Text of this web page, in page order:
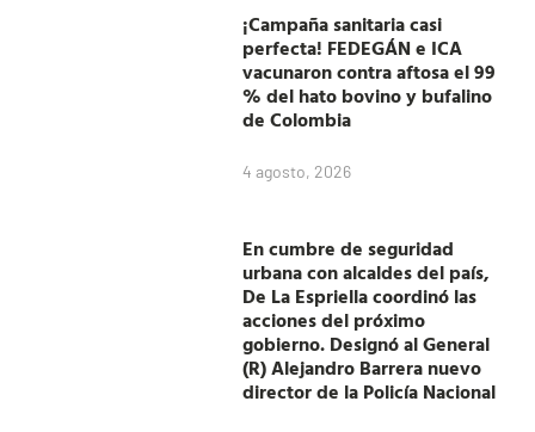
¡Campaña sanitaria casi
perfecta! FEDEGÁN e ICA
vacunaron contra aftosa el 99
% del hato bovino y bufalino
de Colombia
4 agosto, 2026
En cumbre de seguridad
urbana con alcaldes del país,
De La Espriella coordinó las
acciones del próximo
gobierno. Designó al General
(R) Alejandro Barrera nuevo
director de la Policía Nacional